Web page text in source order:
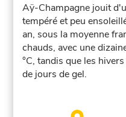
Aÿ-Champagne jouit
tempéré et peu
an, sous la moyenne
chauds, avec une
°C, tandis que les
de jours de gel.